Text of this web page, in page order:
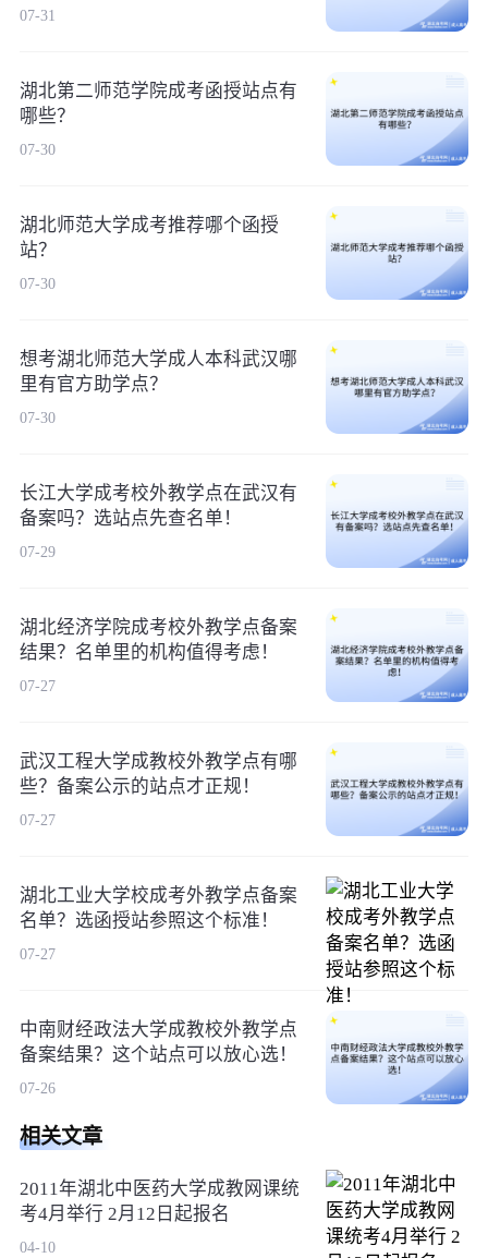
07-31
湖北第二师范学院成考函授站点有
哪些？
07-30
湖北师范大学成考推荐哪个函授
站？
07-30
想考湖北师范大学成人本科武汉哪
里有官方助学点？
07-30
长江大学成考校外教学点在武汉有
备案吗？选站点先查名单！
07-29
湖北经济学院成考校外教学点备案
结果？名单里的机构值得考虑！
07-27
武汉工程大学成教校外教学点有哪
些？备案公示的站点才正规！
07-27
湖北工业大学校成考外教学点备案
名单？选函授站参照这个标准！
07-27
中南财经政法大学成教校外教学点
备案结果？这个站点可以放心选！
07-26
相关文章
2011年湖北中医药大学成教网课统
考4月举行 2月12日起报名
04-10